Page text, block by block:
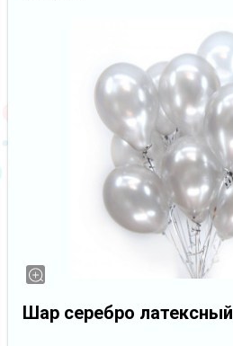
Шар серебро латексный